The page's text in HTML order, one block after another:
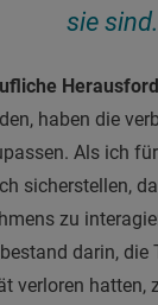
sie
haben die
Als ich
sicherstellen,
zu
darin,
verloren